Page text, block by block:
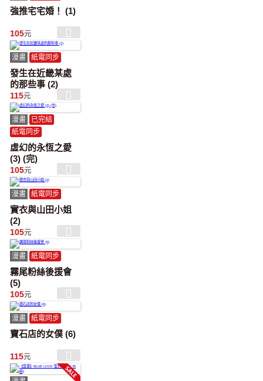
強推宅宅婚！ (1)
105元
漫畫 紙電同步
發生在近畿某處
的那些事 (2)
115元
漫畫
已完結
紙電同步
虛幻的永恆之愛
(3) (完)
105元
漫畫 紙電同步
實衣與山田小姐
(2)
105元
漫畫 紙電同步
霧尾粉絲後援會
(5)
105元
漫畫 紙電同步
寶石店的女僕 (6)
115元